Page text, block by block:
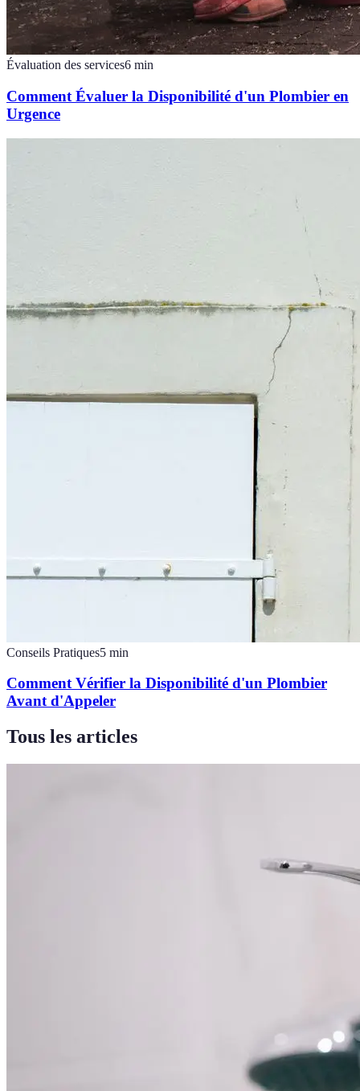
Évaluation des services6 min
Comment Évaluer la Disponibilité d'un Plombier en
Urgence
Conseils Pratiques5 min
Comment Vérifier la Disponibilité d'un Plombier
Avant d'Appeler
Tous les articles